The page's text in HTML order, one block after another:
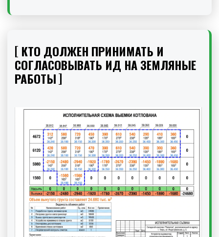
КТО ДОЛЖЕН ПРИНИМАТЬ И
СОГЛАСОВЫВАТЬ ИД НА ЗЕМЛЯНЫЕ
РАБОТЫ